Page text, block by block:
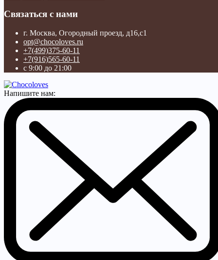
Связаться с нами
г. Москва, Огородный проезд, д16,с1
opt@chocoloves.ru
+7(499)375-60-11
+7(916)565-60-11
с 9:00 до 21:00
Напишите нам: